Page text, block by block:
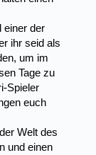
einer der
ihr seid als
um im
Tage zu
Spieler
euch
Welt des
und einen